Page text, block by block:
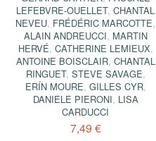
LEFEBVRE-OUELLET,CHANTAL
NEVEU, FRÉDÉRIC MARCOTTE,
ALAIN ANDREUCCI, MARTIN
HERVÉ, CATHERINE LEMIEUX,
ANTOINE BOISCLAIR, CHANTAL
RINGUET, STEVE SAVAGE,
ERÍN MOURE, GILLES CYR,
DANIELE PIERONI, LISA
CARDUCCI
7,49 €